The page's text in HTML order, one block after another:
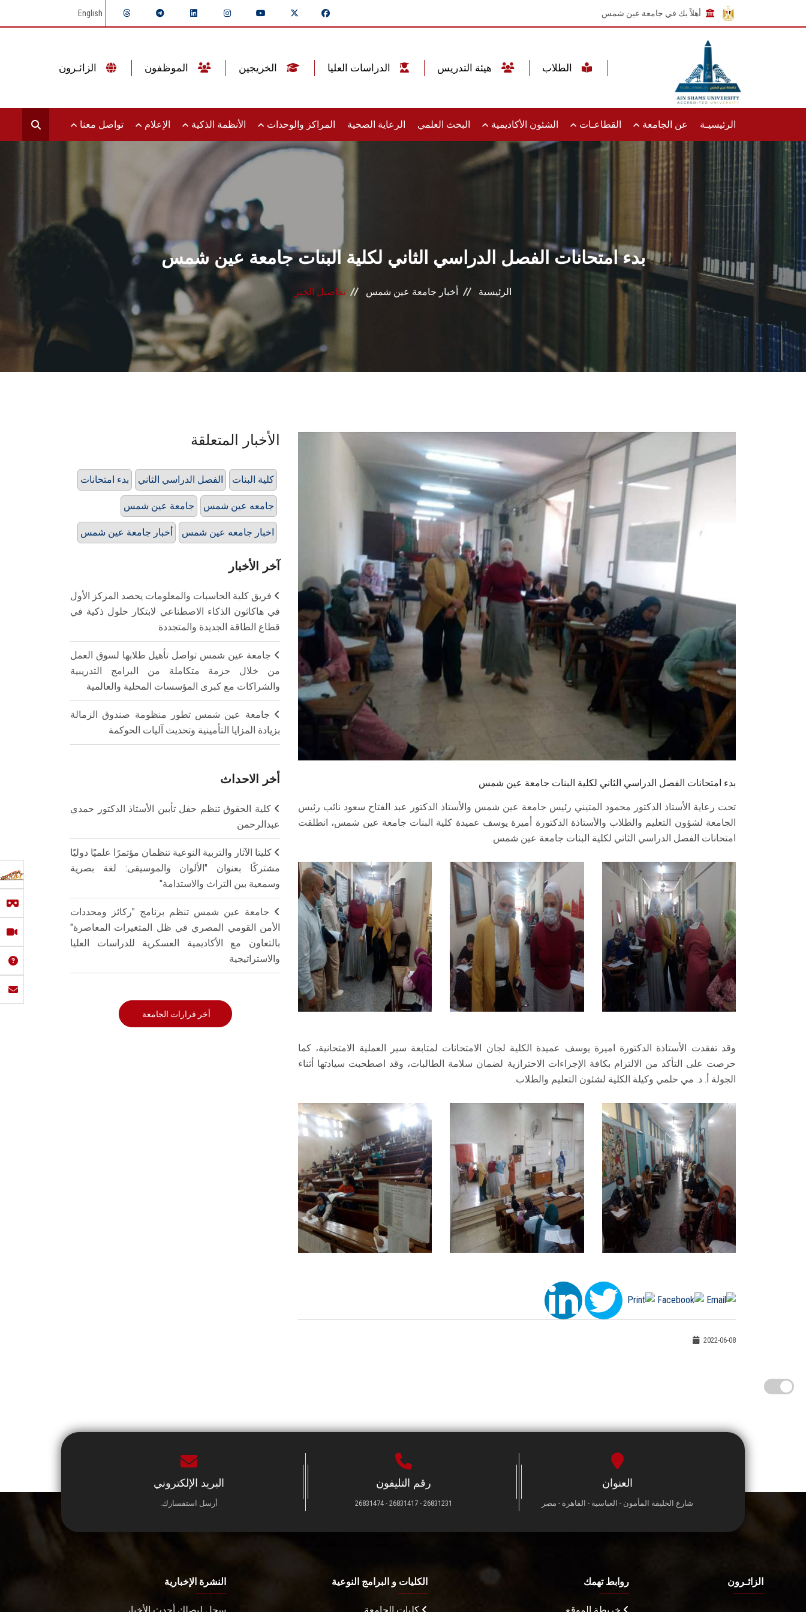
أهلاً بك في جامعة عين شمس English
الرئيسيـة عن الجامعة القطاعـات الشئون الأكاديمية البحث العلمي الرعاية الصحية المراكز والوحدات الأنظمة الذكية الإعلام تواصل معنا
بدء امتحانات الفصل الدراسي الثاني لكلية البنات جامعة عين شمس
الرئيسية أخبار جامعة عين شمس تفاصيل الخبر
بدء امتحانات الفصل الدراسي الثاني لكلية البنات جامعة عين شمس
تحت رعاية الأستاذ الدكتور محمود المتيني رئيس جامعة عين شمس والأستاذ الدكتور عبد الفتاح سعود نائب رئيس
الجامعة لشؤون التعليم والطلاب والأستاذة الدكتورة أميرة يوسف عميدة كلية البنات جامعة عين شمس، انطلقت
امتحانات الفصل الدراسي الثاني لكلية البنات جامعة عين شمس.
وقد تفقدت الأستاذة الدكتورة اميرة يوسف عميدة الكلية لجان الامتحانات لمتابعة سير العملية الامتحانية، كما
حرصت على التأكد من الالتزام بكافة الإجراءات الاحترازية لضمان سلامة الطالبات، وقد اصطحبت سيادتها أثناء
الجولة أ. د. مي حلمي وكيلة الكلية لشئون التعليم والطلاب.
2022-06-08
الأخبار المتعلقة
بدء امتحانات الفصل الدراسي الثاني كلية البنات
جامعة عين شمس جامعه عين شمس
أخبار جامعة عين شمس اخبار جامعه عين شمس
آخر الأخبار
فريق كلية الحاسبات والمعلومات يحصد المركز الأول
في هاكاثون الذكاء الاصطناعي لابتكار حلول ذكية في
قطاع الطاقة الجديدة والمتجددة
جامعة عين شمس تواصل تأهيل طلابها لسوق العمل
من خلال حزمة متكاملة من البرامج التدريبية
والشراكات مع كبرى المؤسسات المحلية والعالمية
جامعة عين شمس تطور منظومة صندوق الزمالة
بزيادة المزايا التأمينية وتحديث آليات الحوكمة
أخر الاحداث
كلية الحقوق تنظم حفل تأبين الأستاذ الدكتور حمدي
عبدالرحمن
كليتا الآثار والتربية النوعية تنظمان مؤتمرًا علميًا دوليًا
مشتركًا بعنوان "الألوان والموسيقى: لغة بصرية
وسمعية بين التراث والاستدامة"
جامعة عين شمس تنظم برنامج "ركائز ومحددات
الأمن القومي المصري في ظل المتغيرات المعاصرة"
بالتعاون مع الأكاديمية العسكرية للدراسات العليا
والاستراتيجية
أخر قرارات الجامعة
العنوان
شارع الخليفة المأمون - العباسية - القاهرة - مصر
رقم التليفون
26831231 - 26831417 - 26831474
البريد الإلكتروني
أرسل استفسارك.
الزائـرون روابط تهمك
خريطة الموقع
الكليات و البرامج النوعية
كليات الجامعة
النشرة الإخبارية
سجل ليصلك أحدث الأخبار